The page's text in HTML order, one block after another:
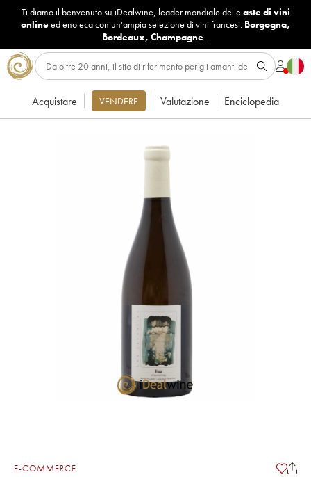
Ti diamo il benvenuto su iDealwine, leader mondiale delle aste di vini
onlineed enoteca con un'ampia selezione di vini francesi: Borgogna,
Bordeaux, Champagne...
Acquistare VENDERE Valutazione Enciclopedia
E-COMMERCE